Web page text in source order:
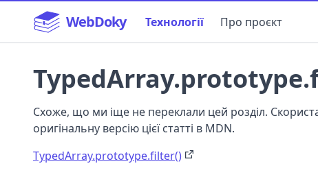
WebDoky Технології Про проєкт
Схоже, що ми іще не переклали цей розділ.
оригінальну версію цієї статті в MDN.
TypedArray.prototype.filter()